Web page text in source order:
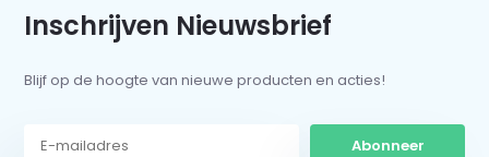
Inschrijven Nieuwsbrief
Blijf op de hoogte van nieuwe producten en acties!
Abonneer